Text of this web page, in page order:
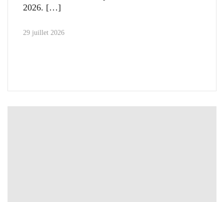
2026.
29 juillet 2026